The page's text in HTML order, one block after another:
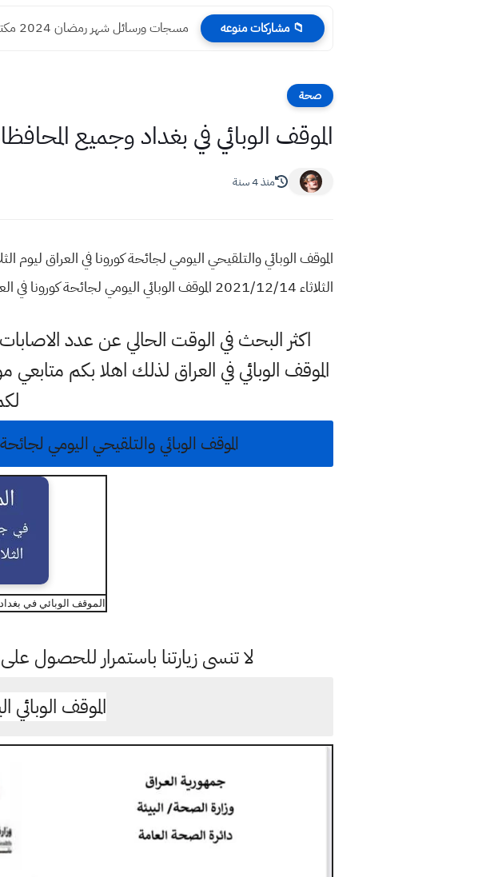
📁 مشاركات منوعه مسجات ورسائل شهر رمضان 2024 مكتوبة ١٤٤٥ هـ
صحة
الموقف الوبائي في بغداد وجميع المحافظات
منذ 4 سنة
الثلاثاء 2021/12/14 الموقف الوبائي اليومي لجائحة كورونا في العراق
اكثر البحث في الوقت الحالي عن عدد
الموقف الوبائي في العراق لذلك اهلا بكم متابعي
الموقف الوبائي والتلقيحي اليومي لجائحة كورونا
الموقف الوبائي في بغداد
لا تنسى زيارتنا باستمرار
الموقف الوبائي